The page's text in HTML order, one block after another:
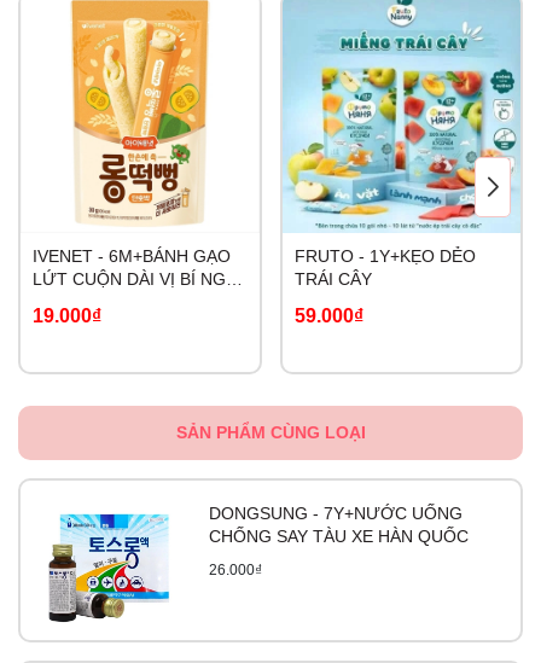
IVENET - 6M+BÁNH GẠO
LỨT CUỘN DÀI VỊ BÍ NGÔ
19.000₫
FRUTO - 1Y+KẸO DẺO
TRÁI CÂY
59.000₫
SẢN PHẨM CÙNG LOẠI
DONGSUNG - 7Y+NƯỚC UỐNG
CHỐNG SAY TÀU XE HÀN QUỐC
26.000₫